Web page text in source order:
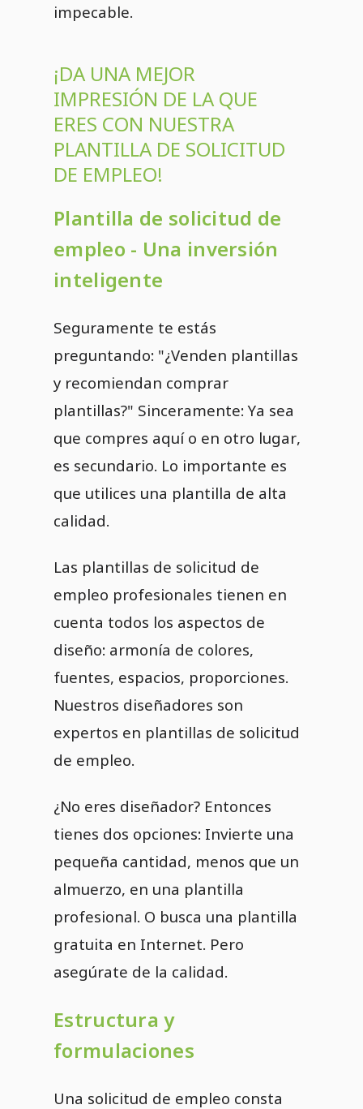
impecable.
¡DA UNA MEJOR
IMPRESIÓN DE LA QUE
ERES CON NUESTRA
PLANTILLA DE SOLICITUD
DE EMPLEO!
Plantilla de solicitud de
empleo - Una inversión
inteligente
Seguramente te estás
preguntando: "¿Venden plantillas
y recomiendan comprar
plantillas?" Sinceramente: Ya sea
que compres aquí o en otro lugar,
es secundario. Lo importante es
que utilices una plantilla de alta
calidad.
Las plantillas de solicitud de
empleo profesionales tienen en
cuenta todos los aspectos de
diseño: armonía de colores,
fuentes, espacios, proporciones.
Nuestros diseñadores son
expertos en plantillas de solicitud
de empleo.
¿No eres diseñador? Entonces
tienes dos opciones: Invierte una
pequeña cantidad, menos que un
almuerzo, en una plantilla
profesional. O busca una plantilla
gratuita en Internet. Pero
asegúrate de la calidad.
Estructura y
formulaciones
Una solicitud de empleo consta